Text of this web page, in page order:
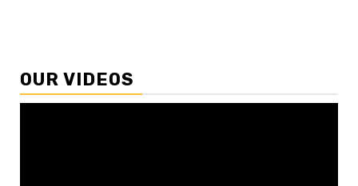
OUR VIDEOS